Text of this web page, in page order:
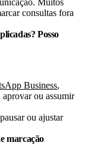
consultas fora
Posso
Business,
aprovar ou assumir
ou ajustar
marcação